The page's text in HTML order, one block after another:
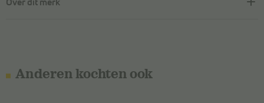
Over dit merk
Anderen kochten ook